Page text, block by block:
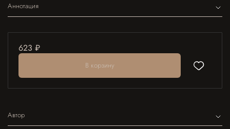
Аннотация
623 ₽
В корзину
Автор